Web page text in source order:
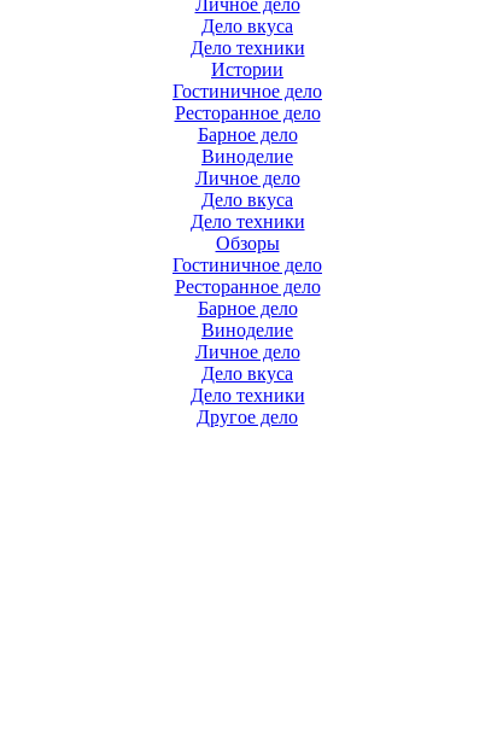
Дело вкуса
Дело техники
Истории
Гостиничное дело
Ресторанное дело
Барное дело
Виноделие
Личное дело
Дело вкуса
Дело техники
Обзоры
Гостиничное дело
Ресторанное дело
Барное дело
Виноделие
Личное дело
Дело вкуса
Дело техники
Другое дело